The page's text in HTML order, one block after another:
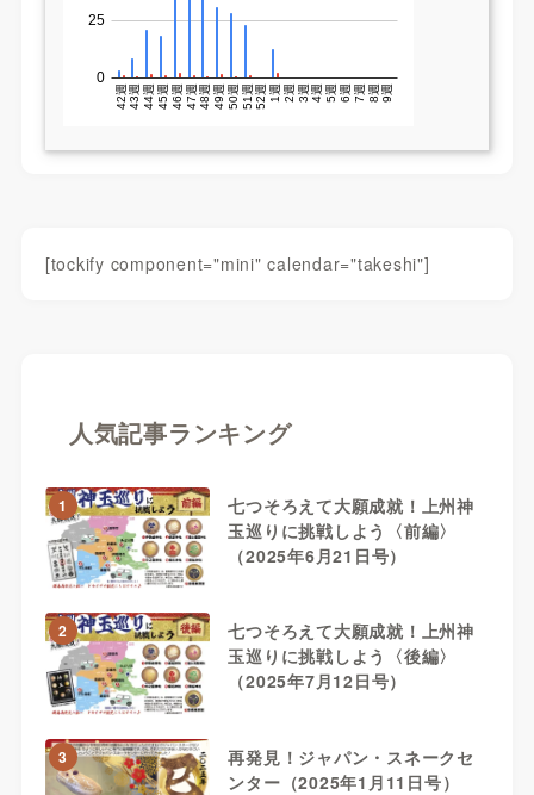
[tockify component="mini" calendar="takeshi"]
人気記事ランキング
1
七つそろえて大願成就！上州神
玉巡りに挑戦しよう〈前編〉
（2025年6月21日号）
2
七つそろえて大願成就！上州神
玉巡りに挑戦しよう〈後編〉
（2025年7月12日号）
3
再発見！ジャパン・スネークセ
ンター（2025年1月11日号）